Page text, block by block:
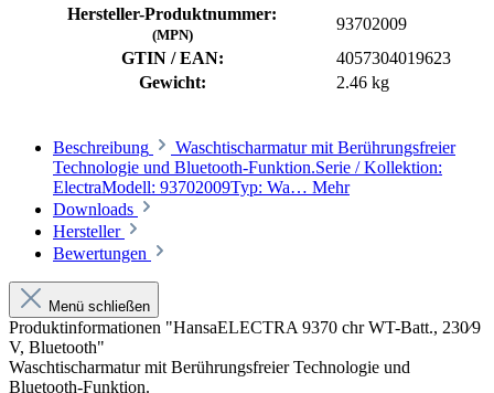
Hersteller-Produktnummer:
(MPN)
93702009
GTIN / EAN:
4057304019623
Gewicht:
2.46 kg
Beschreibung
Waschtischarmatur mit Berührungsfreier
Technologie und Bluetooth-Funktion.Serie / Kollektion:
ElectraModell: 93702009Typ: Wa… Mehr
Downloads
Hersteller
Bewertungen
Menü schließen
Produktinformationen "HansaELECTRA 9370 chr WT-Batt., 230⁄9
V, Bluetooth"
Waschtischarmatur mit Berührungsfreier Technologie und
Bluetooth-Funktion.